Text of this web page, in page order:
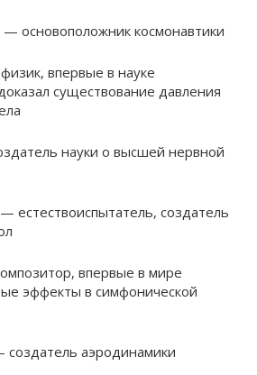
— основоположник космонавтики
впервые в науке
существование давления
науки о высшей нервной
естествоиспытатель, создатель
впервые в мире
эффекты в симфонической
аэродинамики